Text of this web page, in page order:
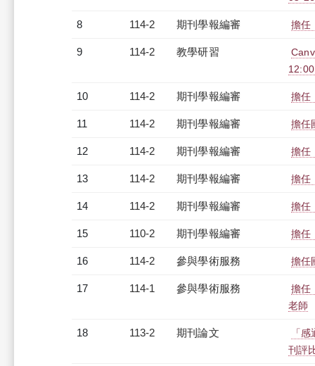
8 114-2 期刊學報編審 擔任
9 114-2 教學研習
10 114-2 期刊學報編審 擔任
11 114-2 期刊學報編審 擔任
12 114-2 期刊學報編審 擔任
13 114-2 期刊學報編審 擔任
14 114-2 期刊學報編審 擔任
15 110-2 期刊學報編審 擔任
16 114-2 參與學術服務 擔任
17 114-1 參與學術服務
擔任
老師
18 113-2 期刊論文
「
刊評